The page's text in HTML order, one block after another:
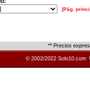
[Pág.
** Precios
© 2002/2022 Solo10.com